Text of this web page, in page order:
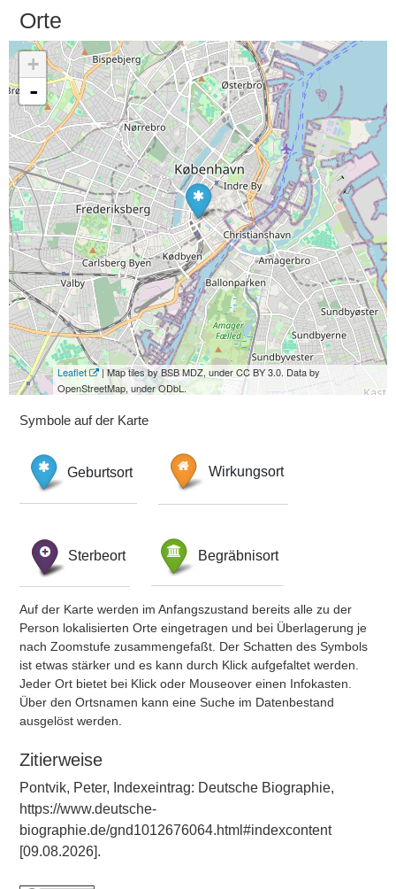
Orte
+
-
Leaflet
| Map tiles by BSB MDZ, under CC BY 3.0. Data by
OpenStreetMap, under ODbL.
Symbole auf der Karte
Geburtsort Wirkungsort
Sterbeort Begräbnisort
Auf der Karte werden im Anfangszustand bereits alle zu der
Person lokalisierten Orte eingetragen und bei Überlagerung je
nach Zoomstufe zusammengefaßt. Der Schatten des Symbols
ist etwas stärker und es kann durch Klick aufgefaltet werden.
Jeder Ort bietet bei Klick oder Mouseover einen Infokasten.
Über den Ortsnamen kann eine Suche im Datenbestand
ausgelöst werden.
Zitierweise
Pontvik, Peter, Indexeintrag: Deutsche Biographie,
https://www.deutsche-
biographie.de/gnd1012676064.html#indexcontent
[09.08.2026].